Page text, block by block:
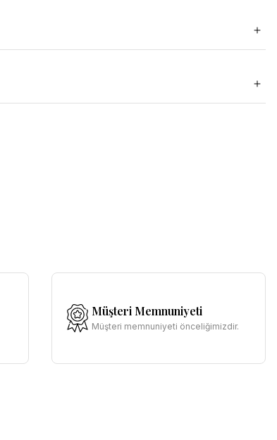
Müşteri Memnuniyeti
Müşteri memnuniyeti önceliğimizdir.